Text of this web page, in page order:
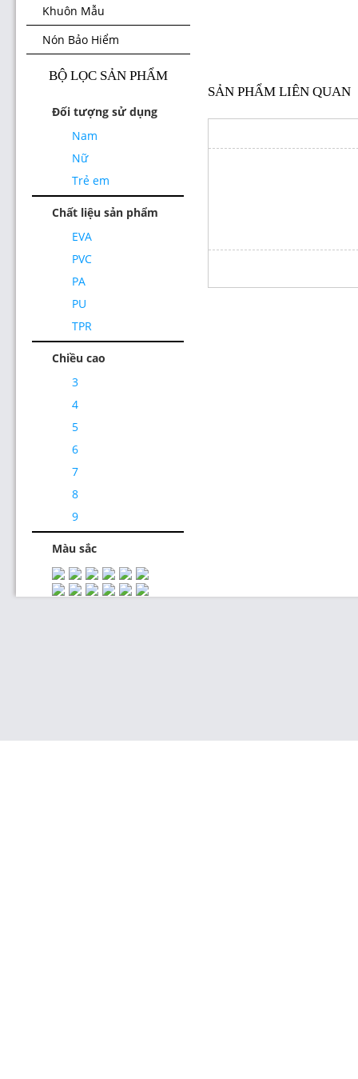
Khuôn Mẫu
Nón Bảo Hiểm
BỘ LỌC SẢN PHẨM
Đối tượng sử dụng
Nam
Nữ
Trẻ em
Chất liệu sản phẩm
EVA
PVC
PA
PU
TPR
Chiều cao
3
4
5
6
7
8
9
Màu sắc
SẢN PHẨM LIÊN QUAN
Thiết Kế Website